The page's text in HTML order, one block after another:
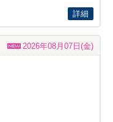
詳細
2026年08月07日(金)